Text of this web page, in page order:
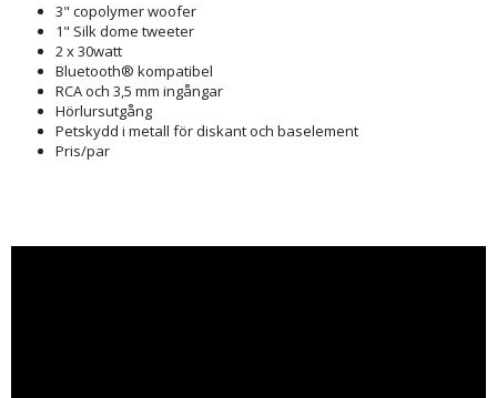
3" copolymer woofer
1" Silk dome tweeter
2 x 30watt
Bluetooth® kompatibel
RCA och 3,5 mm ingångar
Hörlursutgång
Petskydd i metall för diskant och baselement
Pris/par